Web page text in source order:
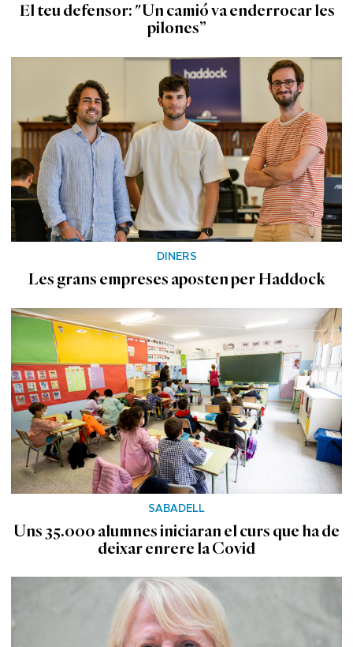
El teu defensor: "Un camió va enderrocar les
pilones”
DINERS
Les grans empreses aposten per Haddock
SABADELL
Uns 35.000 alumnes iniciaran el curs que ha de
deixar enrere la Covid